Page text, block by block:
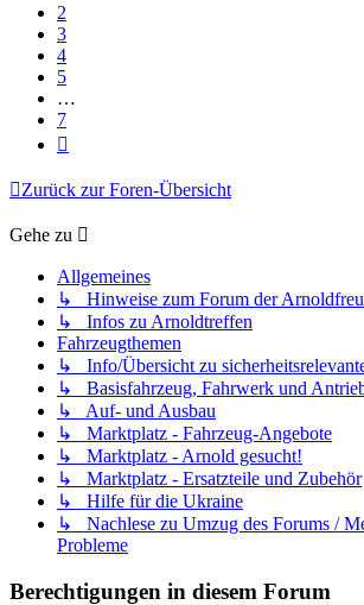
2
3
4
5
…
7
Zurück zur Foren-Übersicht
Gehe zu
Allgemeines
↳ Hinweise zum Forum der
↳ Infos zu Arnoldtreffen
Fahrzeugthemen
↳ Info/Übersicht zu
↳ Basisfahrzeug, Fahrwerk und
↳ Auf- und Ausbau
↳ Marktplatz - Fahrzeug-Angebote
↳ Marktplatz - Arnold gesucht!
↳ Marktplatz - Ersatzteile und Zubehör
↳ Hilfe für die Ukraine
↳ Nachlese zu Umzug des Forums /
Probleme
Berechtigungen in diesem Forum